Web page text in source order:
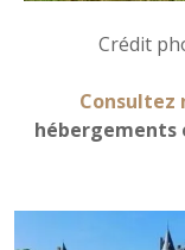
Crédit
Consultez
hébergements